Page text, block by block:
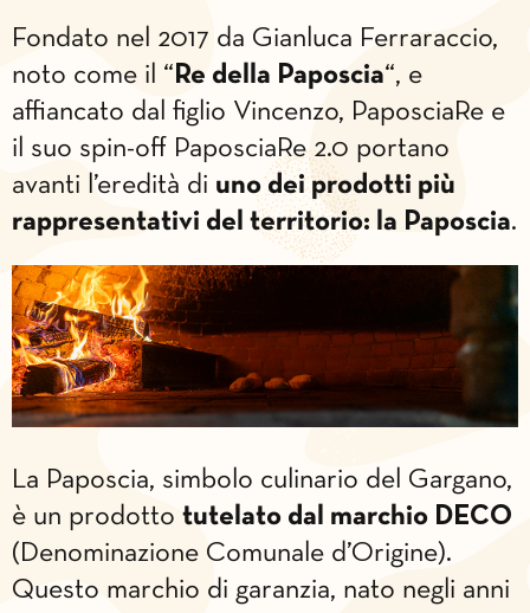
Fondato nel 2017 da Gianluca Ferraraccio,
noto come il “ Re della Paposcia“, e
affiancato dal figlio Vincenzo, PaposciaRe e
il suo spin-off PaposciaRe 2.0 portano
avanti l’eredità di uno dei prodotti più
rappresentativi del territorio: la Paposcia.
La Paposcia, simbolo culinario del Gargano,
è un prodotto tutelato dal marchio DECO
(Denominazione Comunale d’Origine).
Questo marchio di garanzia, nato negli anni